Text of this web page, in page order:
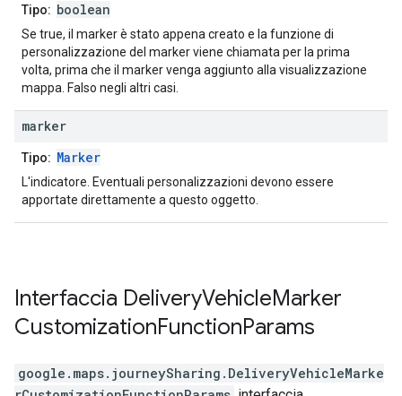
Tipo: boolean
Se true, il marker è stato appena creato e la funzione di
personalizzazione del marker viene chiamata per la prima
volta, prima che il marker venga aggiunto alla visualizzazione
mappa. Falso negli altri casi.
marker
Tipo: Marker
L'indicatore. Eventuali personalizzazioni devono essere
apportate direttamente a questo oggetto.
Interfaccia DeliveryVehicleMarker
CustomizationFunctionParams
google.maps.journeySharing . DeliveryVehicleMarke